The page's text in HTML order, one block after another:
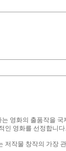
영화의 출품작을
인 영화를 선정합니다.
작물 창작의 가